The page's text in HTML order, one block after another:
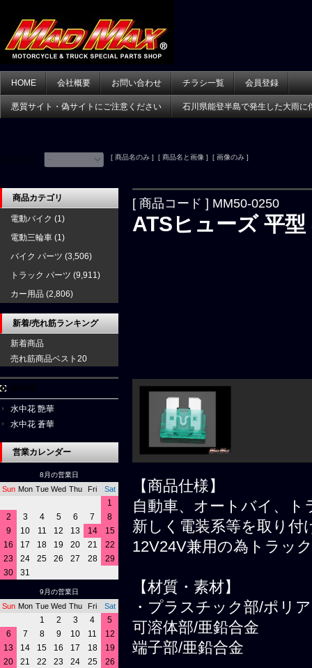
HOME 会社概要 お問い合わせ チラシ一覧 会員登録
悪質サイト・偽サイトにご注意ください 石川県能登半島で発生した大雨に
[ 商品名のみ ] [ 商品名と画像 ] [ 画像のみ ]
[ 商品コード ] MM50-0250
ATSヒューズ 平
【商品仕様】
自動車、オートバイ、
新しく電装系等を取り付
12V24V兼用の為トラッ
【材質・素材】
・プラスチック部/ポリ
可溶体部/亜鉛合金
端子部/亜鉛合金
商品カテゴリ
電動バイク (1)
電動三輪車 (1)
バイク パーツ (3,506)
トラック パーツ (9,911)
カー用品 (2,806)
新着/売れ筋ランキング
新着商品
売れ筋商品ベスト20
水中花 艶華
水中花 蒼華
営業カレンダー
8月の営業日
Sun Mon Tue Wed Thu Fri Sat
1
2
3 4 5 6 7
8
9
10 11 12 13 14
15
16
17 18 19 20 21
22
23
24 25 26 27 28
29
30
31
9月の営業日
Sun Mon Tue Wed Thu Fri Sat
1 2 3 4
5
6
7 8 9 10 11
12
13
14 15 16 17 18
19
20
21 22 23 24 25
26